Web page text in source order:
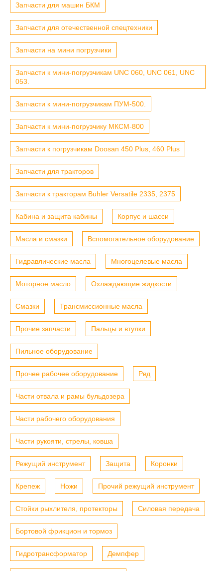
Запчасти для машин БКМ
Запчасти для отечественной спецтехники
Запчасти на мини погрузчики
Запчасти к мини-погрузчикам UNC 060, UNC 061, UNC
053.
Запчасти к мини-погрузчикам ПУМ-500.
Запчасти к мини-погрузчику МКСМ-800
Запчасти к погрузчикам Doosan 450 Plus, 460 Plus
Запчасти для тракторов
Запчасти к тракторам Buhler Versatile 2335, 2375
Кабина и защита кабины Корпус и шасси
Масла и смазки Вспомогательное оборудование
Гидравлические масла Многоцелевые масла
Моторное масло Охлаждающие жидкости
Смазки Трансмиссионные масла
Прочие запчасти Пальцы и втулки
Пильное оборудование
Прочее рабочее оборудование Рвд
Части отвала и рамы бульдозера
Части рабочего оборудования
Части рукояти, стрелы, ковша
Режущий инструмент Защита Коронки
Крепеж Ножи Прочий режущий инструмент
Стойки рыхлителя, протекторы Силовая передача
Бортовой фрикцион и тормоз
Гидротрансформатор Демпфер